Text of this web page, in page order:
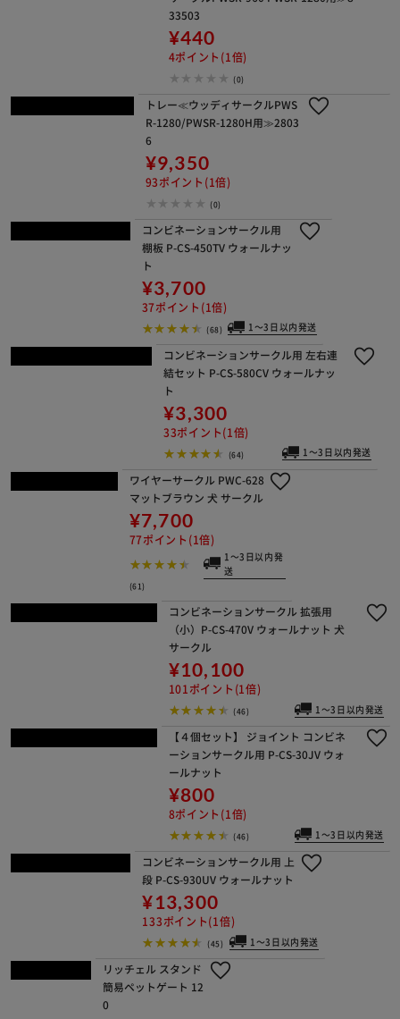
固定ピン ライトナチュラル≪ウッディ
サークルPWSR-960 PWSR-1280用≫8
¥440
4ポイント(1倍)
0/PWSR-1280H用≫28036
¥9,350
93ポイント(1倍)
コンビネーションサークル用 棚板 P-C
S-450TV ウォールナット
¥3,700
37ポイント(1倍)
セット P-CS-580CV ウォールナット
¥3,300
33ポイント(1倍)
(64)
ワイヤーサークル PWC-628 マットブ
ラウン 犬 サークル
¥7,700
77ポイント(1倍)
(61) 1～3日以内発送
コンビネーションサークル 拡張用
（小）P-CS-470V ウォールナット 犬
サークル
¥10,100
101ポイント(1倍)